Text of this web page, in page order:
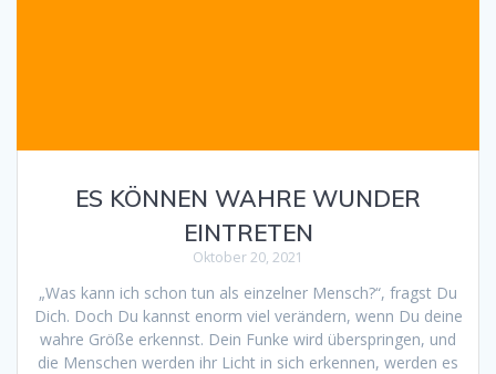
ES KÖNNEN WAHRE WUNDER
EINTRETEN
Oktober 20, 2021
„Was kann ich schon tun als einzelner Mensch?“, fragst Du
Dich. Doch Du kannst enorm viel verändern, wenn Du deine
wahre Größe erkennst. Dein Funke wird überspringen, und
die Menschen werden ihr Licht in sich erkennen, werden es